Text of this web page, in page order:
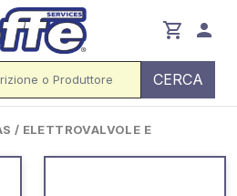
shopping_cart person
CERCA
/ ELETTROVALVOLE E